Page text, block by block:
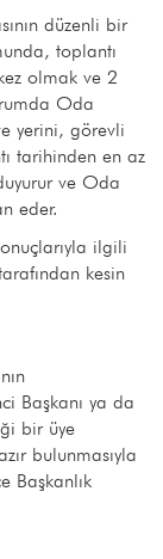
düzenli bir
toplantı
olmak ve 2
Oda
yerini, görevli
tarihinden en az
ve Oda
eder.
ilgili
kesin
Başkanı ya da
bir üye
bulunmasıyla
Başkanlık